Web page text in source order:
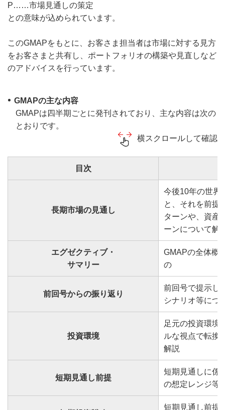
P……市場見通しの策定
との意味が込められています。
このGMAPをもとに、お客さま担当者は市場に対する見方
をお客さまと共有し、ポートフォリオの構築や見直しなど
のアドバイスを行っています。
GMAPの主な内容
GMAPは四半期ごとに発刊されており、主な内容は次の
とおりです。
横スクロールして確認
目次
長期市場の見通し
今後10年の世界
と、それを前提
ターンや、資産
ーンについて解
エグゼクティブ・
サマリー
GMAPの全体概
の
前回号からの振り返り
前回号で提示し
シナリオ等につ
投資環境
足元の投資環境
ルな視点で転換
解説
短期見通し前提
短期見通しに係
の想定レンジ等
短期見通し前提